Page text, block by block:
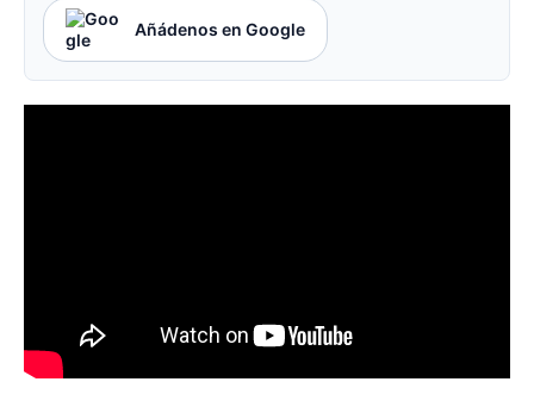
Añádenos en Google